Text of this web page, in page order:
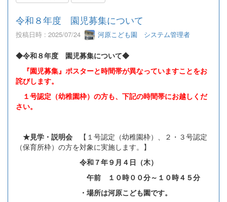
令和８年度 園児募集について
投稿日時 : 2025/07/24 河原こども園 システム管理者
◆令和８年度 園児募集について◆
『園児募集』ポスターと時間帯が異なっていますことをお
詫びします。
１号認定（幼稚園枠）の方も、下記の時間帯にお越しくだ
さい。
★見学・説明会 【１号認定（幼稚園枠）、２・３号認定
（保育所枠）の方を対象に実施します。】
令和７年９月４日（木）
午前 １０時００分～１０時４５分
・場所は河原こども園です。